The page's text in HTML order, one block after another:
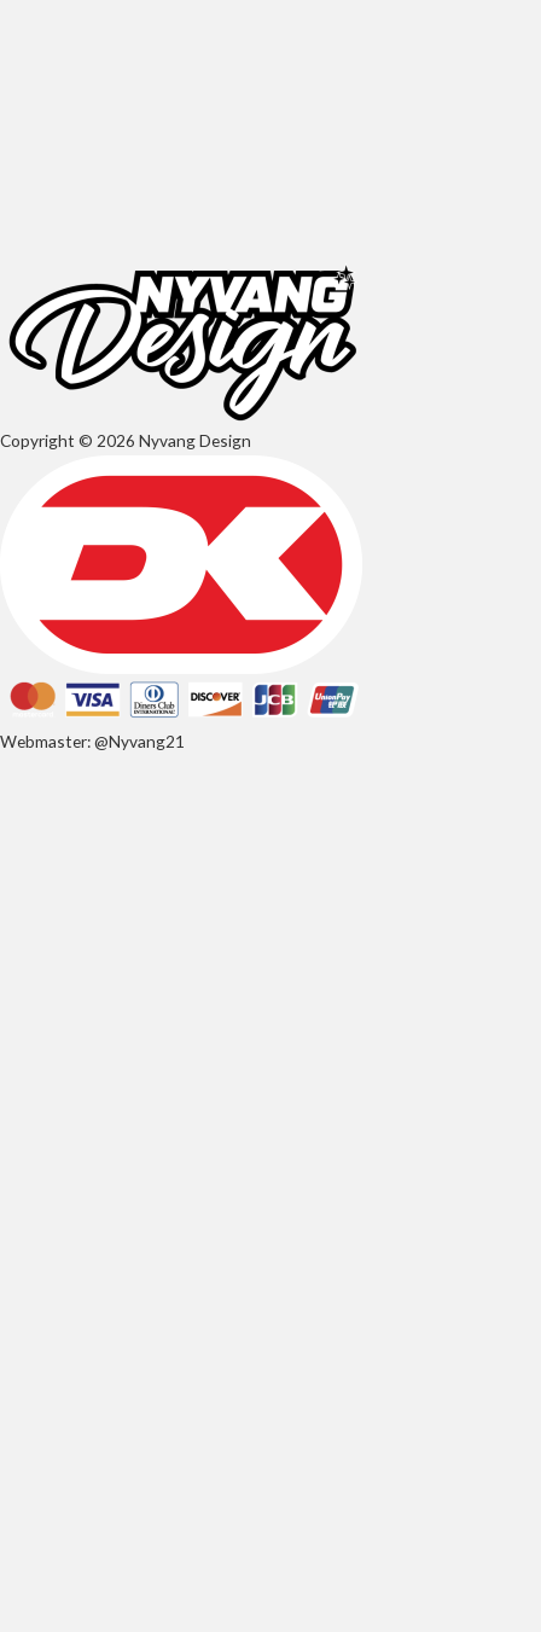
Copyright © 2026 Nyvang Design
Webmaster: @Nyvang21